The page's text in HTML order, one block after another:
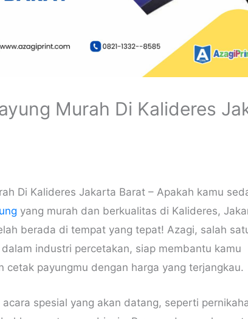
Murah Di Kalideres
Di Kalideres Jakarta Barat – Apakah kamu
yang murah dan berkualitas di Kalideres,
berada di tempat yang tepat! Azagi, salah
industri percetakan, siap membantu kamu
cetak payungmu dengan harga yang terjangkau.
spesial yang akan datang, seperti